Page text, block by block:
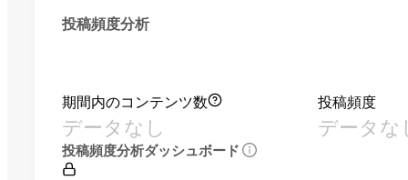
投稿頻度分析
期間内のコンテンツ数
データなし
投稿頻度
データな
投稿頻度分析ダッシュボード